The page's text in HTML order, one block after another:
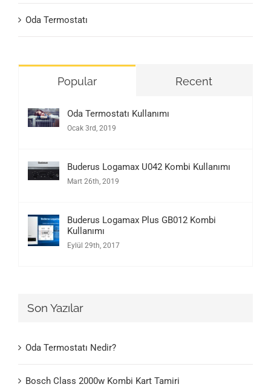
Oda Termostatı
Popular Recent
Oda Termostatı Kullanımı
Ocak 3rd, 2019
Buderus Logamax U042 Kombi Kullanımı
Mart 26th, 2019
Buderus Logamax Plus GB012 Kombi
Kullanımı
Eylül 29th, 2017
Son Yazılar
Oda Termostatı Nedir?
Bosch Class 2000w Kombi Kart Tamiri